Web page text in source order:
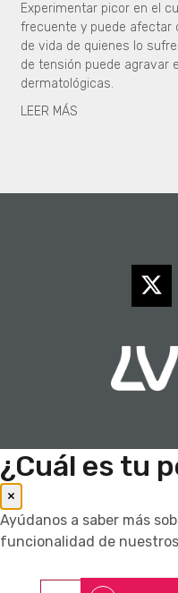
Experimentar picor en el
frecuente y puede afectar
de vida de quienes lo
de tensión puede agravar
dermatológicas.
LEER MÁS
¿Cuál es tu
×
Ayúdanos a saber más
funcionalidad de